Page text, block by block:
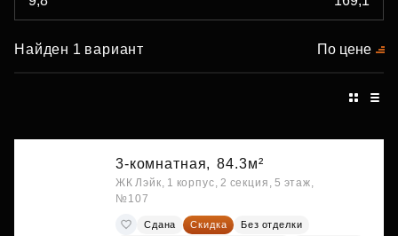
Найден 1 вариант По цене
3-комнатная, 84.3м²
ЖК Лэйк, 1 корпус, 2 секция, 5 этаж,
№107
Сдана Скидка
Без отделки